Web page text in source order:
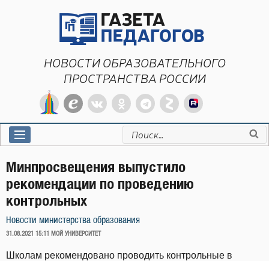
НОВОСТИ ОБРАЗОВАТЕЛЬНОГО
ПРОСТРАНСТВА РОССИИ
Искать:
Минпросвещения выпустило
рекомендации по проведению
контрольных
Новости министерства образования
ОПУБЛИКОВАНО
31.08.2021 15:11 МОЙ УНИВЕРСИТЕТ
Школам рекомендовано проводить контрольные в